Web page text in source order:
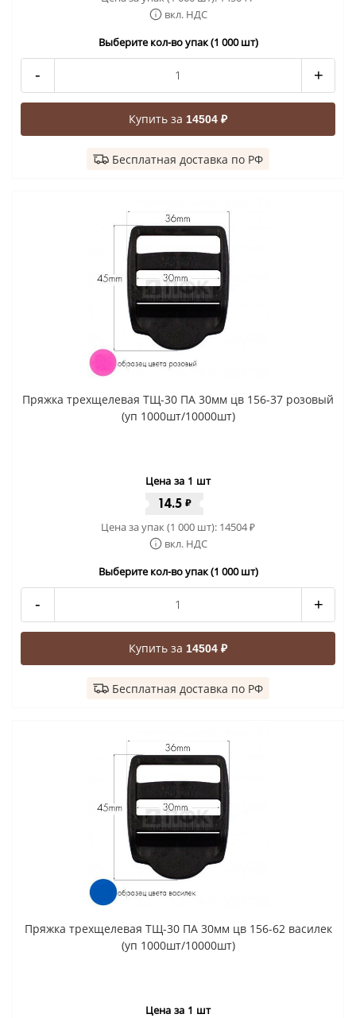
вкл. НДС
Выберите кол-во упак (1 000 шт)
- +
Купить за 14504 ₽
Бесплатная доставка по РФ
Пряжка трехщелевая ТЩ-30 ПА 30мм цв 156-37 розовый
(уп 1000шт/10000шт)
Цена за 1 шт
14.5 ₽
Цена за упак (1 000 шт): 14504₽
вкл. НДС
Выберите кол-во упак (1 000 шт)
- +
Купить за 14504 ₽
Бесплатная доставка по РФ
Пряжка трехщелевая ТЩ-30 ПА 30мм цв 156-62 василек
(уп 1000шт/10000шт)
Цена за 1 шт